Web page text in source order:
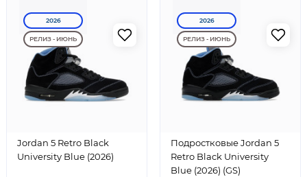
2026
РЕЛИЗ - ИЮНЬ
Jordan 5 Retro Black
University Blue (2026)
2026
РЕЛИЗ - ИЮНЬ
Подростковые Jordan 5
Retro Black University
Blue (2026) (GS)